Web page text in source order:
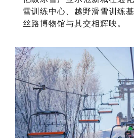
雪训练中心、越野滑雪训练
丝路博物馆与其交相辉映。